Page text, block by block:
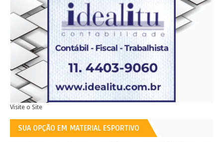
Visite o Site
SUA OPÇÃO EM MATERIAL ESPORTIVO